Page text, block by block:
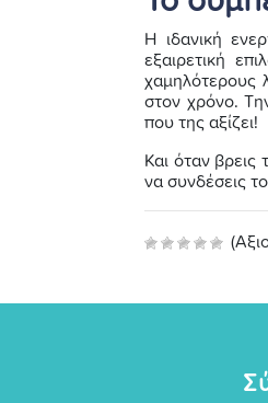
Η ιδανική
εξαιρετική
χαμηλότερους
στον χρόνο.
που της αξίζει!
Και όταν βρεις
να συνδέσεις